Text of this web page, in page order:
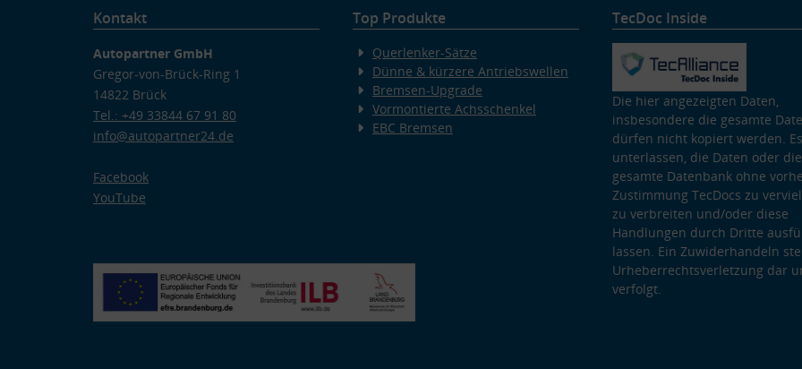
Kontakt
Autopartner GmbH
Gregor-von-Brück-Ring 1
14822 Brück
Tel.: +49 33844 67 91 80
info@autopartner24.de
Facebook
YouTube
Top Produkte
Querlenker-Sätze
Dünne & kürzere Antriebswellen
Bremsen-Upgrade
Vormontierte Achsschenkel
EBC Bremsen
TecDoc Inside
Die hier angezeigten Daten,
insbesondere die gesamte
dürfen nicht kopiert werden.
unterlassen, die Daten oder die
gesamte Datenbank ohne
Zustimmung TecDocs zu
zu verbreiten und/oder diese
Handlungen durch Dritte
lassen. Ein Zuwiderhandeln
Urheberrechtsverletzung dar
verfolgt.